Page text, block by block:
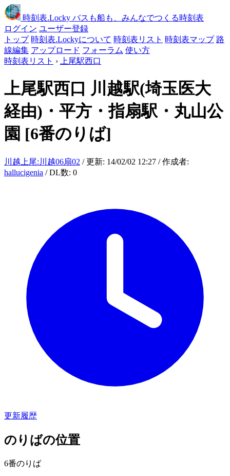
時刻表.Locky バスも船も、みんなでつくる時刻表
ログイン ユーザー登録
トップ 時刻表.Lockyについて 時刻表リスト 時刻表マップ 路
線編集 アップロード フォーラム 使い方
時刻表リスト › 上尾駅西口
上尾駅西口 川越駅(埼玉医大
経由)・平方・指扇駅・丸山公
園 [6番のりば]
川越上尾:川越06扇02 / 更新: 14/02/02 12:27 / 作成者:
hallucigenia / DL数: 0
更新履歴
のりばの位置
6番のりば